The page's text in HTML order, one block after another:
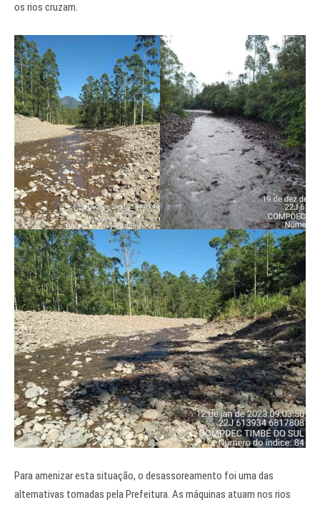
os rios cruzam.
Para amenizar esta situação, o desassoreamento foi uma das
alternativas tomadas pela Prefeitura. As máquinas atuam nos rios